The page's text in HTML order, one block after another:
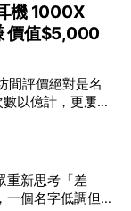
機 1000X
價值$5,000
間評價絕對是名
以億計，更屢獲
。